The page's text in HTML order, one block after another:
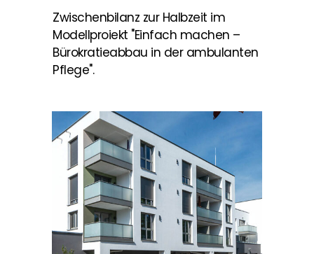
Zwischenbilanz zur Halbzeit im
Modellproiekt "Einfach machen –
Bürokratieabbau in der ambulanten
Pflege".